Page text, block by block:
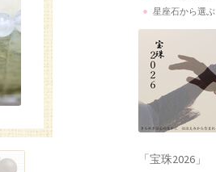
星座石から選ぶ
「宝珠2026」